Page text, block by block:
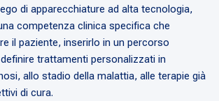
di apparecchiature ad alta tecnologia,
competenza clinica specifica che
il paziente, inserirlo in un percorso
trattamenti personalizzati in
allo stadio della malattia, alle terapie già
di cura.